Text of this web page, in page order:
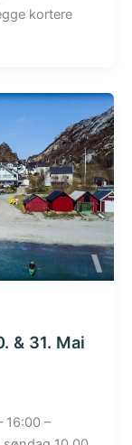
kortere
& 31. Mai
16:00 –